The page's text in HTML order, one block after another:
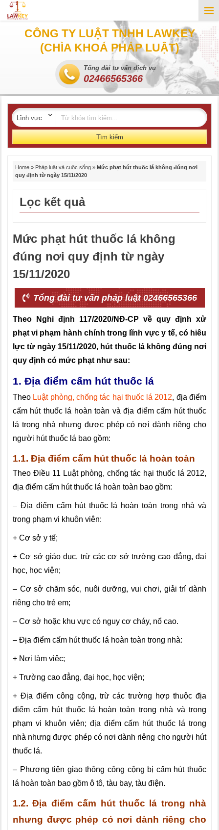
CÔNG TY LUẬT TNHH LAWKEY
(CHÌA KHOÁ PHÁP LUẬT)
Tổng đài tư vấn dịch vụ
02466565366
Tìm kiếm
Home » Pháp luật và cuộc sống » Mức phạt hút thuốc lá không đúng nơi
quy định từ ngày 15/11/2020
Lọc kết quả
Mức phạt hút thuốc lá không
đúng nơi quy định từ ngày
15/11/2020
Tổng đài tư vấn pháp luật 02466565366
Theo Nghi định 117/2020/NĐ-CP về quy định xử
phạt vi phạm hành chính trong lĩnh vực y tế, có hiêu
lực từ ngày 15/11/2020, hút thuốc lá không đúng nơi
quy định có mức phạt như sau:
1. Địa điểm cấm hút thuốc lá
Theo Luật phòng, chống tác hại thuốc lá 2012, địa điểm
cấm hút thuốc lá hoàn toàn và địa điểm cấm hút thuốc
lá trong nhà nhưng được phép có nơi dành riêng cho
người hút thuốc lá bao gồm:
1.1. Địa điểm cấm hút thuốc lá hoàn toàn
Theo Điều 11 Luật phòng, chống tác hại thuốc lá 2012,
địa điểm cấm hút thuốc lá hoàn toàn bao gồm:
– Địa điểm cấm hút thuốc lá hoàn toàn trong nhà và
trong phạm vi khuôn viên:
+ Cơ sở y tế;
+ Cơ sở giáo dục, trừ các cơ sở trường cao đẳng, đại
học, học viện;
– Cơ sở chăm sóc, nuôi dưỡng, vui chơi, giải trí dành
riêng cho trẻ em;
– Cơ sở hoặc khu vực có nguy cơ cháy, nổ cao.
– Địa điểm cấm hút thuốc lá hoàn toàn trong nhà:
+ Nơi làm việc;
+ Trường cao đẳng, đại học, học viện;
+ Địa điểm công cộng, trừ các trường hợp thuộc địa
điểm cấm hút thuốc lá hoàn toàn trong nhà và trong
phạm vi khuôn viên; địa điểm cấm hút thuốc lá trong
nhà nhưng được phép có nơi dành riêng cho người hút
thuốc lá.
– Phương tiện giao thông công cộng bị cấm hút thuốc
lá hoàn toàn bao gồm ô tô, tàu bay, tàu điện.
1.2.Địa điểm cấm hút thuốc lá trong nhà
nhưng được phép có nơi dành riêng cho